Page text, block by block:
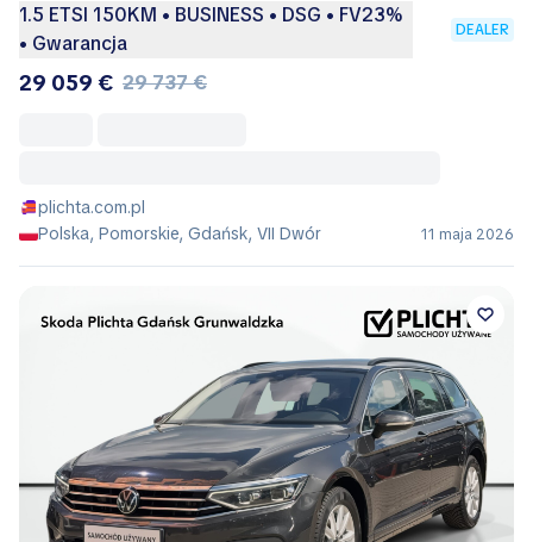
1.5 ETSI 150KM • BUSINESS • DSG • FV23%
• Gwarancja
DEALER
29 059 € 29 737 €
plichta.com.pl
Polska, Pomorskie, Gdańsk, VII Dwór
11 maja 2026